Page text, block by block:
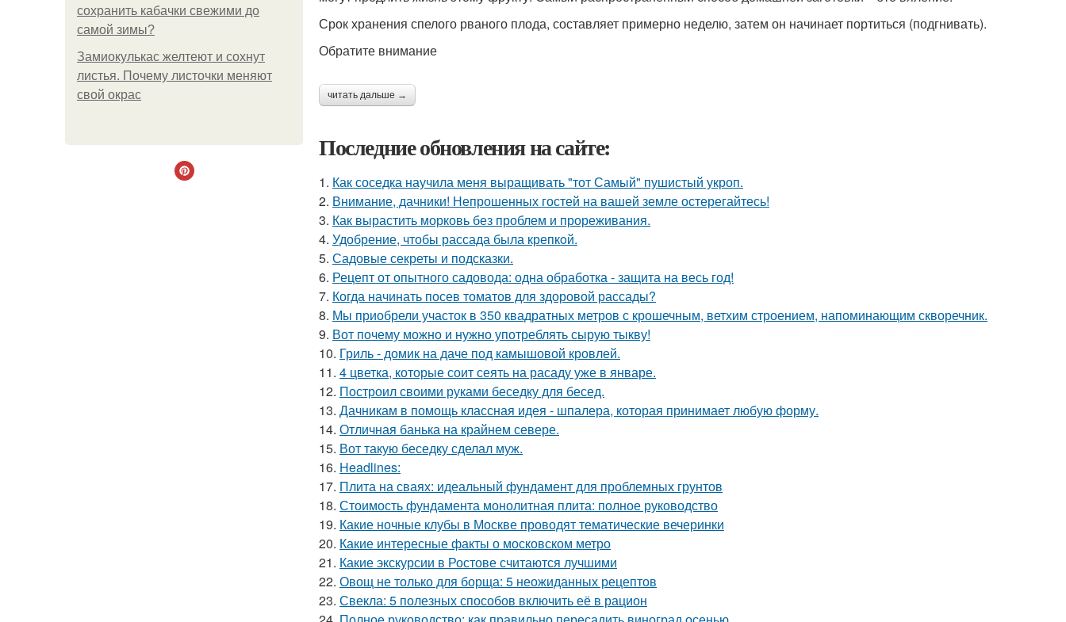
сохранить кабачки свежими до
самой зимы?
Замиокулькас желтеют и сохнут
листья. Почему листочки меняют
свой окрас
Срок хранения спелого рваного плода, составляет примерно неделю, затем он начинает портиться (подгнивать).
Обратите внимание
читать дальше →
Последние обновления на сайте:
1. Как соседка научила меня выращивать "тот Самый" пушистый укроп.
2. Внимание, дачники! Непрошенных гостей на вашей земле остерегайтесь!
3. Как вырастить морковь без проблем и прореживания.
4. Удобрение, чтобы рассада была крепкoй.
5. Садовые секреты и подсказки.
6. Рецепт от опытного садовода: одна обработка - защита на весь год!
7. Когда начинать посев томатов для здоровой рассады?
8. Мы приобрели участок в 350 квадратных метров с крошечным, ветхим строением, напоминающим скворечник.
9. Вот почему можно и нужно употреблять сырую тыкву!
10. Гриль - домик на даче под камышовой кровлей.
11. 4 цветка, которые соит сеять на расаду уже в январе.
12. Построил своими руками беседку для бесед.
13. Дачникам в помощь классная идея - шпалера, которая принимает любую форму.
14. Отличная банька на крайнем севере.
15. Вот такую беседку сделал муж.
16. Headlines:
17. Плита на сваях: идеальный фундамент для проблемных грунтов
18. Стоимость фундамента монолитная плита: полное руководство
19. Какие ночные клубы в Москве проводят тематические вечеринки
20. Какие интересные факты о московском метро
21. Какие экскурсии в Ростове считаются лучшими
22. Овощ не только для борща: 5 неожиданных рецептов
23. Свекла: 5 полезных способов включить её в рацион